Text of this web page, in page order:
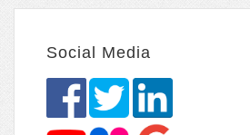
Social Media